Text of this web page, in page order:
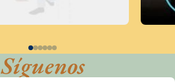
Síguenos